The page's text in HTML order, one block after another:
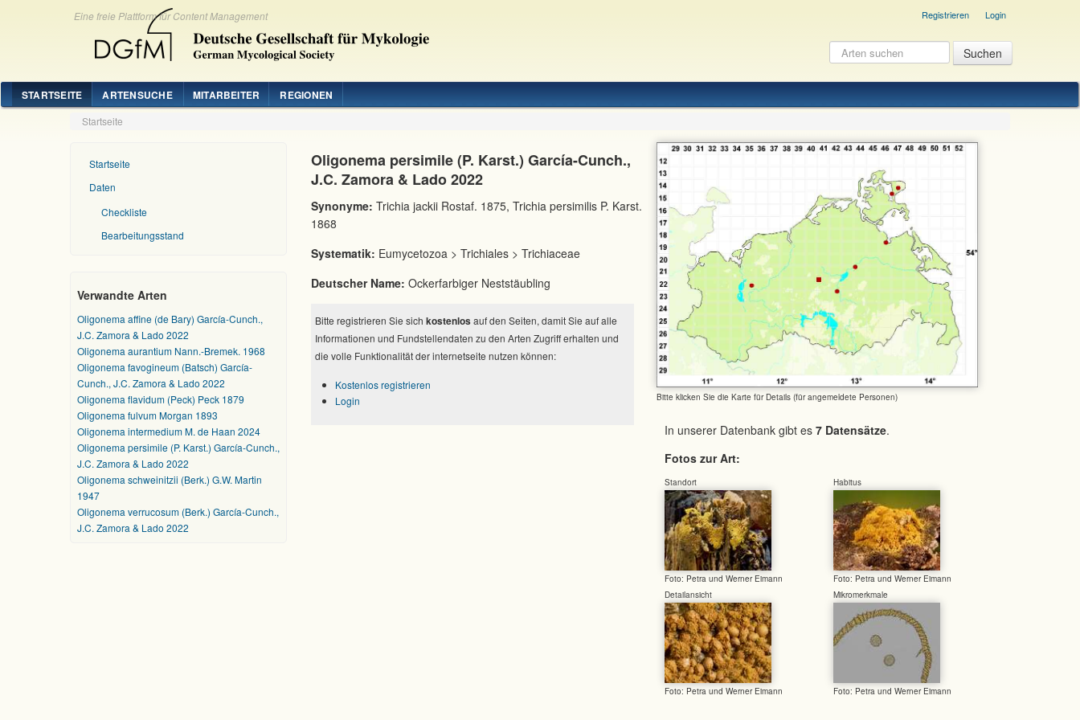
Eine freie Plattform für Content Management Registrieren Login
STARTSEITE ARTENSUCHE MITARBEITER REGIONEN
Startseite
Startseite
Daten
Checkliste
Bearbeitungsstand
Verwandte Arten
Oligonema affine (de Bary) García-Cunch.,
J.C. Zamora & Lado 2022
Oligonema aurantium Nann.-Bremek. 1968
Oligonema favogineum (Batsch) García-
Cunch., J.C. Zamora & Lado 2022
Oligonema flavidum (Peck) Peck 1879
Oligonema fulvum Morgan 1893
Oligonema intermedium M. de Haan 2024
Oligonema persimile (P. Karst.) García-Cunch.,
J.C. Zamora & Lado 2022
Oligonema schweinitzii (Berk.) G.W. Martin
1947
Oligonema verrucosum (Berk.) García-Cunch.,
J.C. Zamora & Lado 2022
Bitte klicken Sie die Karte für Details (für angemeldete Personen)
In unserer Datenbank gibt es 7 Datensätze.
Fotos zur Art:
Standort
Foto: Petra und Werner Eimann
Habitus
Foto: Petra und Werner Eimann
Detailansicht
Foto: Petra und Werner Eimann
Mikromerkmale
Foto: Petra und Werner Eimann
Oligonema persimile (P. Karst.) García-Cunch.,
J.C. Zamora & Lado 2022
Synonyme: Trichia jackii Rostaf. 1875, Trichia persimilis P. Karst.
1868
Systematik: Eumycetozoa > Trichiales > Trichiaceae
Deutscher Name: Ockerfarbiger Neststäubling
Bitte registrieren Sie sich kostenlos auf den Seiten, damit Sie auf alle
Informationen und Fundstellendaten zu den Arten Zugriff erhalten und
die volle Funktionalität der internetseite nutzen können:
Kostenlos registrieren
Login